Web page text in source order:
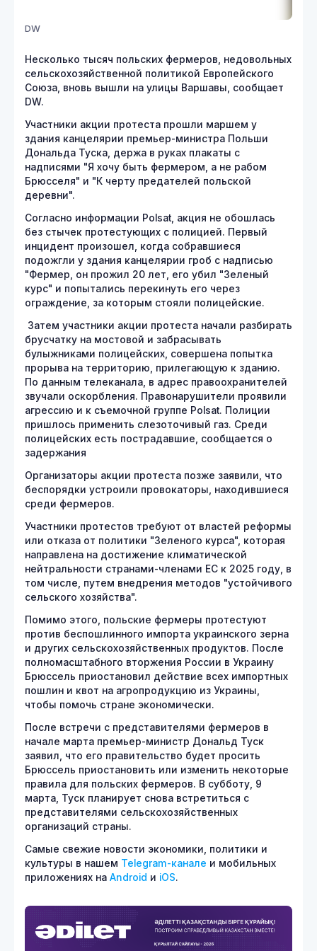
DW
Несколько тысяч польских фермеров, недовольных
сельскохозяйственной политикой Европейского
Союза, вновь вышли на улицы Варшавы, сообщает
DW.
Участники акции протеста прошли маршем у
здания канцелярии премьер-министра Польши
Дональда Туска, держа в руках плакаты с
надписями "Я хочу быть фермером, а не рабом
Брюсселя" и "К черту предателей польской
деревни".
Согласно информации Polsat, акция не обошлась
без стычек протестующих с полицией. Первый
инцидент произошел, когда собравшиеся
подожгли у здания канцелярии гроб с надписью
"Фермер, он прожил 20 лет, его убил "Зеленый
курс" и попытались перекинуть его через
ограждение, за которым стояли полицейские.
Затем участники акции протеста начали разбирать
брусчатку на мостовой и забрасывать
булыжниками полицейских, совершена попытка
прорыва на территорию, прилегающую к зданию.
По данным телеканала, в адрес правоохранителей
звучали оскорбления. Правонарушители проявили
агрессию и к съемочной группе Polsat. Полиции
пришлось применить слезоточивый газ. Среди
полицейских есть пострадавшие, сообщается о
задержания
Организаторы акции протеста позже заявили, что
беспорядки устроили провокаторы, находившиеся
среди фермеров.
Участники протестов требуют от властей реформы
или отказа от политики "Зеленого курса", которая
направлена на достижение климатической
нейтральности странами-членами ЕС к 2025 году, в
том числе, путем внедрения методов "устойчивого
сельского хозяйства".
Помимо этого, польские фермеры протестуют
против беспошлинного импорта украинского зерна
и других сельскохозяйственных продуктов. После
полномасштабного вторжения России в Украину
Брюссель приостановил действие всех импортных
пошлин и квот на агропродукцию из Украины,
чтобы помочь стране экономически.
После встречи с представителями фермеров в
начале марта премьер-министр Дональд Туск
заявил, что его правительство будет просить
Брюссель приостановить или изменить некоторые
правила для польских фермеров. В субботу, 9
марта, Туск планирует снова встретиться с
представителями сельскохозяйственных
организаций страны.
Самые свежие новости экономики, политики и
культуры в нашем Telegram-канале и мобильных
приложениях на Android и iOS.